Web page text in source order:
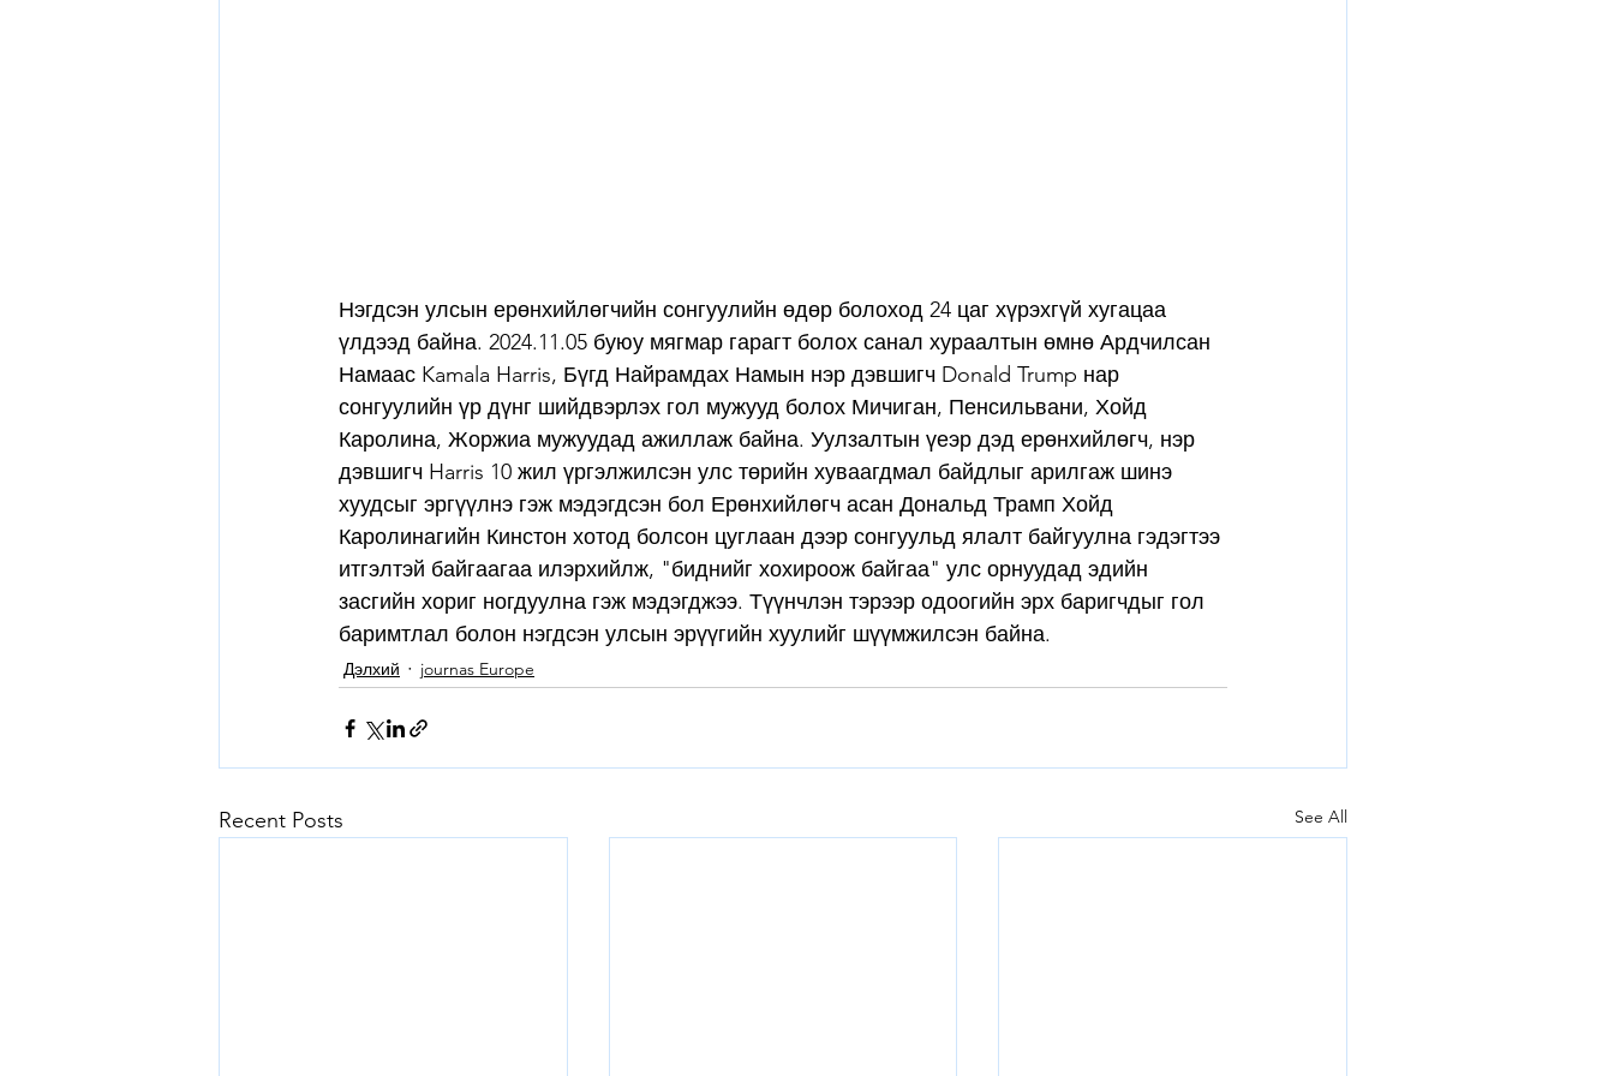
Нэгдсэн улсын ерөнхийлөгчийн сонгуулийн өдөр болоход 24 цаг хүрэхгүй хугацаа
үлдээд байна. 2024.11.05 буюу мягмар гарагт болох санал хураалтын өмнө Ардчилсан
Намаас Kamala Harris, Бүгд Найрамдах Намын нэр дэвшигч Donald Trump нар
сонгуулийн үр дүнг шийдвэрлэх гол мужууд болох Мичиган, Пенсильвани, Хойд
Каролина, Жоржиа мужуудад ажиллаж байна. Уулзалтын үеэр дэд ерөнхийлөгч, нэр
дэвшигч Harris 10 жил үргэлжилсэн улс төрийн хуваагдмал байдлыг арилгаж шинэ
хуудсыг эргүүлнэ гэж мэдэгдсэн бол Ерөнхийлөгч асан Дональд Трамп Хойд
Каролинагийн Кинстон хотод болсон цуглаан дээр сонгуульд ялалт байгуулна гэдэгтээ
итгэлтэй байгаагаа илэрхийлж, "биднийг хохироож байгаа" улс орнуудад эдийн
засгийн хориг ногдуулна гэж мэдэгджээ. Түүнчлэн тэрээр одоогийн эрх баригчдыг гол
баримтлал болон нэгдсэн улсын эрүүгийн хуулийг шүүмжилсэн байна.
Дэлхий journas Europe
Recent Posts See All